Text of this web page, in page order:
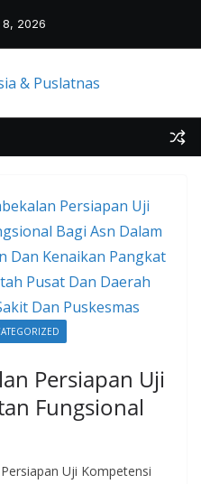
2026
Persiapan Uji
Fungsional
Uji Kompetensi